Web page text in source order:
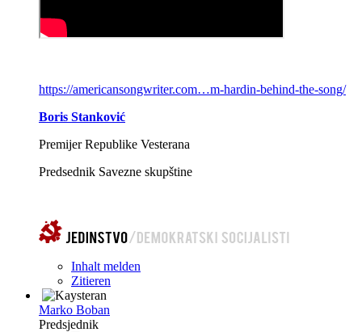
https://americansongwriter.com…m-hardin-behind-the-song/
Boris Stanković
Premijer Republike Vesterana
Predsednik Savezne skupštine
Inhalt melden
Zitieren
Marko Boban
Predsjednik